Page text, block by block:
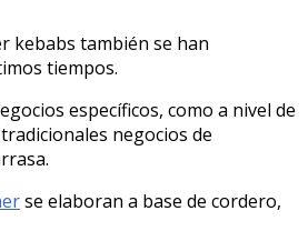
kebabs también se han
tiempos.
específicos, como a nivel de
negocios de
se elaboran a base de cordero,